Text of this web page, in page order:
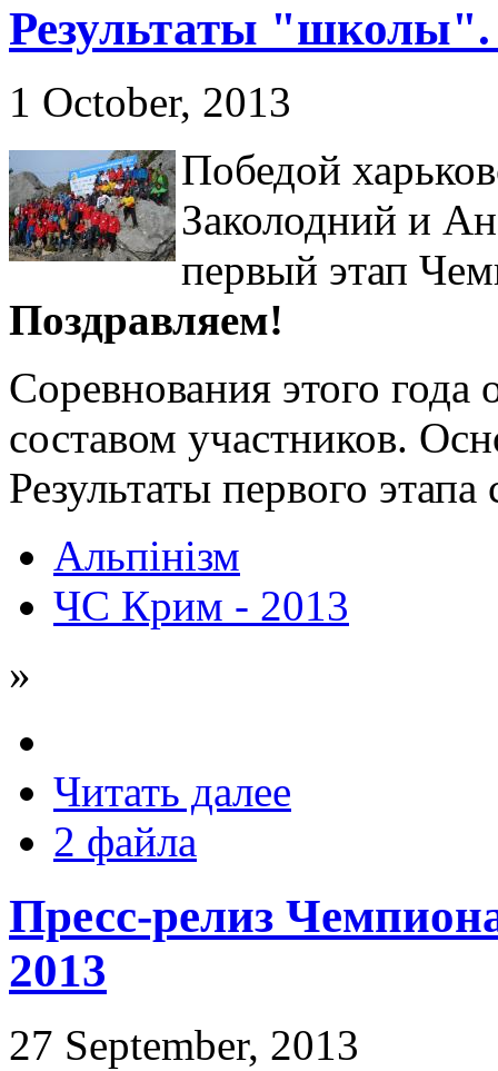
Результаты "школы".
1 October, 2013
Победой
Заколодний и
первый этап
Поздравляем!
Соревнования этого года
составом участников.
Результаты первого
Альпінізм
ЧС Крим - 2013
»
Читать далее
2 файла
Пресс-релиз
2013
27 September, 2013